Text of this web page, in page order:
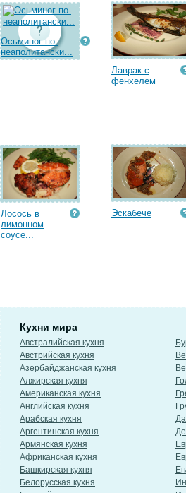
Осьминог по-
неаполитански...
Лаврак с
фенхелем
Лосось в
лимонном
соусе...
Эскабече
Кухни мира
Австралийская кухня
Австрийская кухня
Азербайджанская кухня
Алжирская кухня
Американская кухня
Английская кухня
Арабская кухня
Аргентинская кухня
Армянская кухня
Африканская кухня
Башкирская кухня
Белорусская кухня